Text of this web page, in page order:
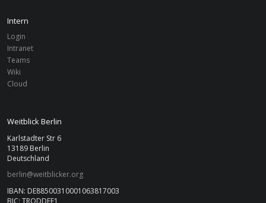
Intern
Login
Intranet
Teams
Wiki
Cloud
Weitblick Berlin
Karlstadter Str 6
13189 Berlin
Deutschland
berlin@weitblicker.org
IBAN: DE88500310001063817003
BIC: TRODDEF1